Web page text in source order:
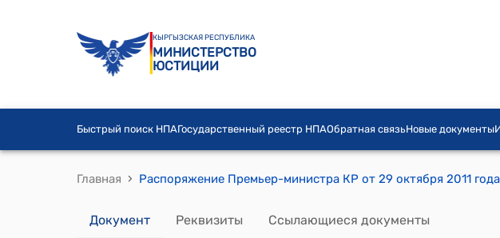
КЫРГЫЗСКАЯ РЕСПУБЛИКА
МИНИСТЕРСТВО
ЮСТИЦИИ
Быстрый поиск НПАГосударственный реестр НПАОбратная связьНовые документы
Главная ›
Документ Реквизиты Ссылающиеся документы